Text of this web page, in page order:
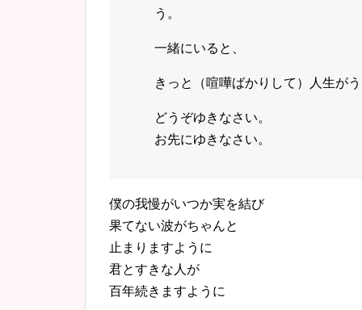
う。
一緒にいると、
きっと（喧嘩ばかりして）人生が
どうぞゆきなさい。
お先にゆきなさい。
僕の我慢がいつか実を結び
果てない波がちゃんと
止まりますように
君とすきな人が
百年続きますように